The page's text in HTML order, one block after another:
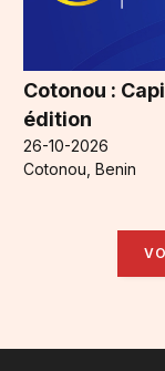
Cotonou :
édition
26-10-2026
Cotonou, Benin